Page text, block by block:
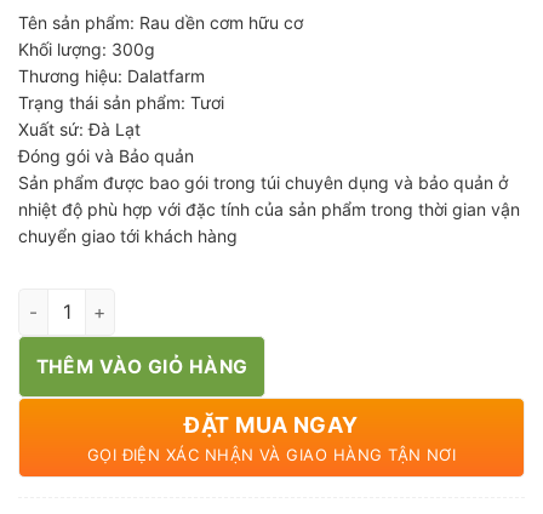
0
5
sao
Tên sản phẩm: Rau dền cơm hữu cơ
Khối lượng: 300g
Thương hiệu: Dalatfarm
Trạng thái sản phẩm: Tươi
Xuất sứ: Đà Lạt
Đóng gói và Bảo quản
Sản phẩm được bao gói trong túi chuyên dụng và bảo quản ở
nhiệt độ phù hợp với đặc tính của sản phẩm trong thời gian vận
chuyển giao tới khách hàng
Rau dền cơm hữu cơ số lượng
THÊM VÀO GIỎ HÀNG
ĐẶT MUA NGAY
GỌI ĐIỆN XÁC NHẬN VÀ GIAO HÀNG TẬN NƠI